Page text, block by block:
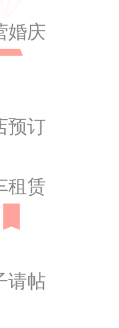
婚庆
预订
租赁
请帖